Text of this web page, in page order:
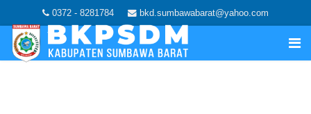
0372 - 8281784 bkd.sumbawabarat@yahoo.com